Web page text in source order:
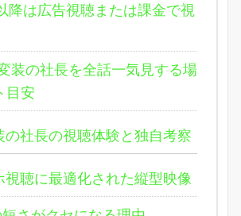
降は広告視聴または課金で視
装の社長を全話一気見する場
目安
の社長の視聴体験と独自考察
視聴に最適化された縦型映像